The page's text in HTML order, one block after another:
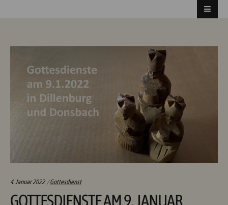
4. Januar 2022 Categories:
Gottesdienst
GOTTESDIENSTE AM 9. JANUAR